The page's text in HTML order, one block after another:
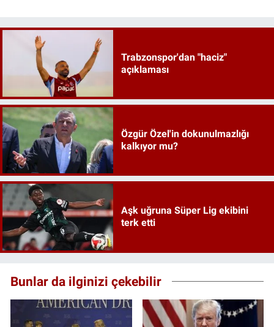
Trabzonspor'dan "haciz"
açıklaması
Özgür Özel'in dokunulmazlığı
kalkıyor mu?
Aşk uğruna Süper Lig ekibini
terk etti
Bunlar da ilginizi çekebilir